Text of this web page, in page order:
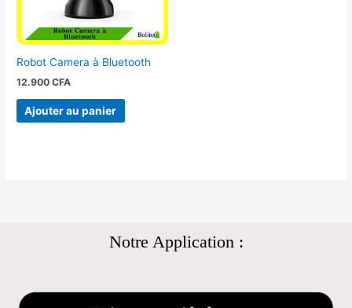
Robot Camera à Bluetooth
12.900CFA
Ajouter au panier
Notre Application :